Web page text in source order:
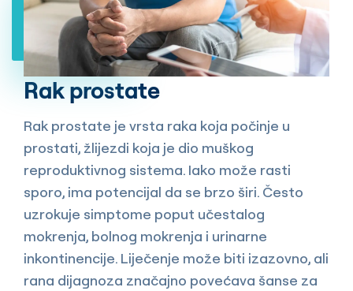
Rak prostate
Rak prostate je vrsta raka koja počinje u
prostati, žlijezdi koja je dio muškog
reproduktivnog sistema. Iako može rasti
sporo, ima potencijal da se brzo širi. Često
uzrokuje simptome poput učestalog
mokrenja, bolnog mokrenja i urinarne
inkontinencije. Liječenje može biti izazovno, ali
rana dijagnoza značajno povećava šanse za